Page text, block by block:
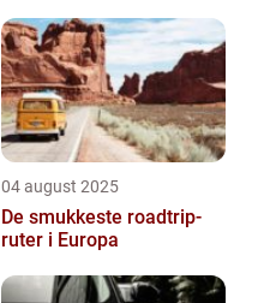
04 august 2025
De smukkeste roadtrip-
ruter i Europa